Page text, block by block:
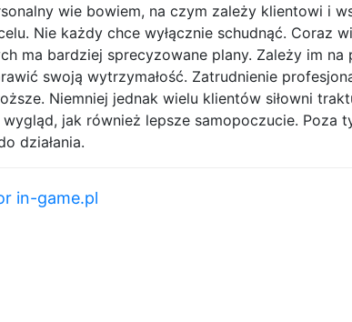
wie bowiem, na czym zależy klientowi i
Nie każdy chce wyłącznie schudnąć. Coraz
ma bardziej sprecyzowane plany. Zależy im
swoją wytrzymałość. Zatrudnienie
Niemniej jednak wielu klientów siłowni
jak również lepsze samopoczucie. Poza
działania.
in-game.pl